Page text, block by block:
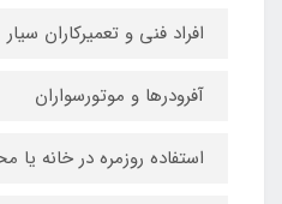
افراد فنی و تعمیرکاران سیار
آفرودرها و موتورسواران
استفاده روزمره در خانه یا